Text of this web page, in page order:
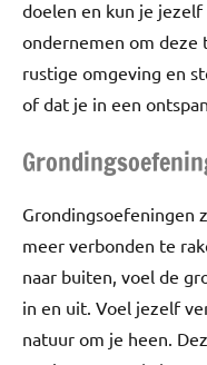
doelen en kun je
ondernemen om deze
rustige omgeving en
of dat je in een
Grondingsoefeningen
meer verbonden te
naar buiten, voel de
in en uit. Voel jezelf
natuur om je heen.